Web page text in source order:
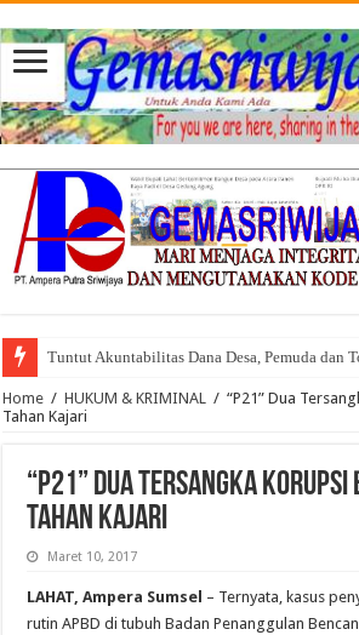
Tuntut Akuntabilitas Dana Desa, Pemuda dan
Home / HUKUM & KRIMINAL / “P21” Dua
Tahan Kajari
“P21” Dua Tersangka Korupsi
Tahan Kajari
Maret 10, 2017
LAHAT, Ampera Sumsel – Ternyata, kasus
rutin APBD di tubuh Badan Penanggulan